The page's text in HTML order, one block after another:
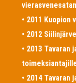
• 2011
• 2012
• 2013
• 2014